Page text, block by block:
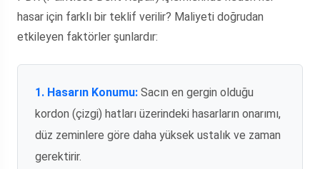
hasar için farklı bir teklif verilir? Maliyeti doğrudan
etkileyen faktörler şunlardır:
1. Hasarın Konumu: Sacın en gergin olduğu
kordon (çizgi) hatları üzerindeki hasarların onarımı,
düz zeminlere göre daha yüksek ustalık ve zaman
gerektirir.